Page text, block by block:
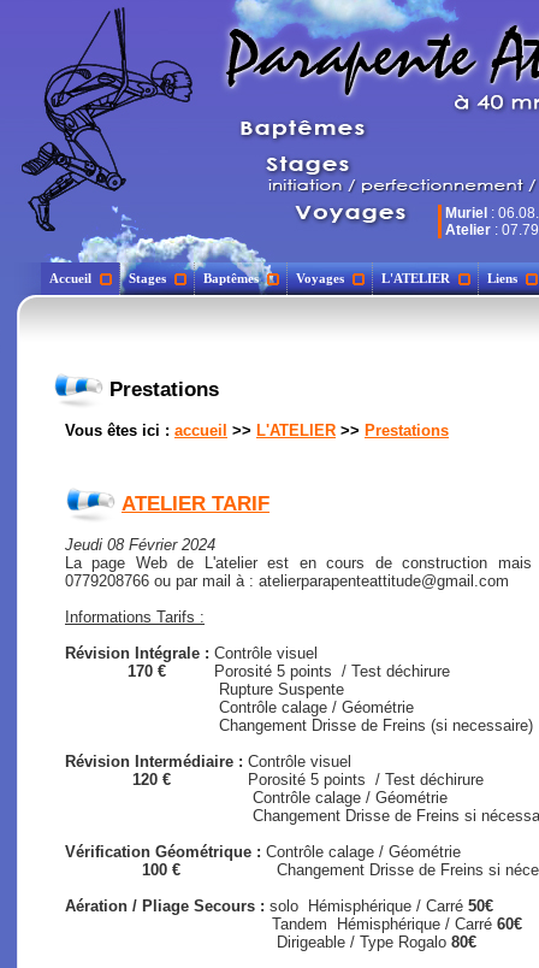
Muriel :
Atelier :
Accueil Stages Baptêmes Voyages L'ATELIER Liens
Prestations
Vous êtes ici : accueil >> L'ATELIER >> Prestations
ATELIER TARIF
Jeudi 08 Février 2024
La page Web de L'atelier est en cours de construction
0779208766 ou par mail à : atelierparapenteattitude@gmail.com
Informations Tarifs :
Révision Intégrale : Contrôle visuel
170 € Porosité 5 points / Test déchirure
Rupture Suspente
Contrôle calage / Géométrie
Changement Drisse de Freins (si necessaire)
Révision Intermédiaire : Contrôle visuel
120 € Porosité 5 points / Test déchirure
Contrôle calage / Géométrie
Changement Drisse de Freins si nécessaire
Vérification Géométrique : Contrôle calage / Géométrie
100 € Changement Drisse de Freins si
Aération / Pliage Secours : solo Hémisphérique / Carré 50€
Tandem Hémisphérique / Carré 60€
Dirigeable / Type Rogalo 80€